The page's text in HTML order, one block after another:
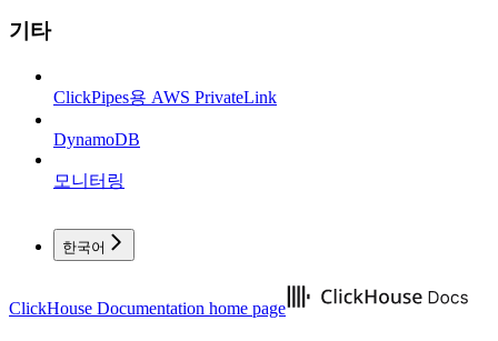
기타
ClickPipes용 AWS PrivateLink
DynamoDB
모니터링
한국어
ClickHouse Documentation home page